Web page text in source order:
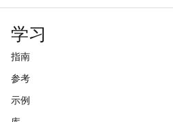
学习
指南
参考
示例